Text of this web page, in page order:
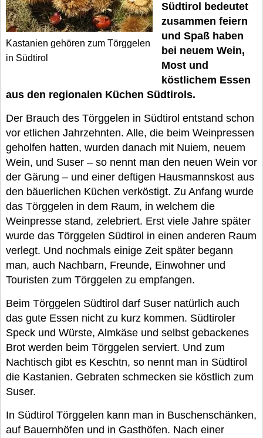
Kastanien gehören zum Törggelen
in Südtirol
Südtirol bedeutet
zusammen feiern
und Spaß haben
bei neuem Wein,
Most und
köstlichem Essen
aus den regionalen Küchen Südtirols.
Der Brauch des Törggelen in Südtirol entstand schon
vor etlichen Jahrzehnten. Alle, die beim Weinpressen
geholfen hatten, wurden danach mit Nuiem, neuem
Wein, und Suser – so nennt man den neuen Wein vor
der Gärung – und einer deftigen Hausmannskost aus
den bäuerlichen Küchen verköstigt. Zu Anfang wurde
das Törggelen in dem Raum, in welchem die
Weinpresse stand, zelebriert. Erst viele Jahre später
wurde das Törggelen Südtirol in einen anderen Raum
verlegt. Und nochmals einige Zeit später begann
man, auch Nachbarn, Freunde, Einwohner und
Touristen zum Törggelen zu empfangen.
Beim Törggelen Südtirol darf Suser natürlich auch
das gute Essen nicht zu kurz kommen. Südtiroler
Speck und Würste, Almkäse und selbst gebackenes
Brot werden beim Törggelen serviert. Und zum
Nachtisch gibt es Keschtn, so nennt man in Südtirol
die Kastanien. Gebraten schmecken sie köstlich zum
Suser.
In Südtirol Törggelen kann man in Buschenschänken,
auf Bauernhöfen und in Gasthöfen. Nach einer